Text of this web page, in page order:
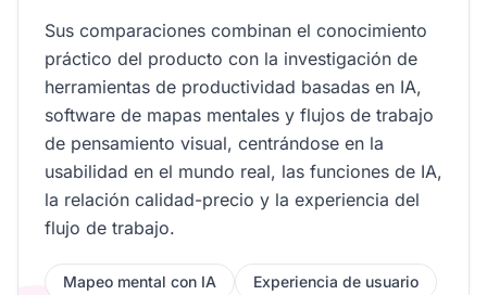
Sus comparaciones combinan el conocimiento
práctico del producto con la investigación de
herramientas de productividad basadas en IA,
software de mapas mentales y flujos de trabajo
de pensamiento visual, centrándose en la
usabilidad en el mundo real, las funciones de IA,
la relación calidad-precio y la experiencia del
flujo de trabajo.
Mapeo mental con IA
Experiencia de usuario